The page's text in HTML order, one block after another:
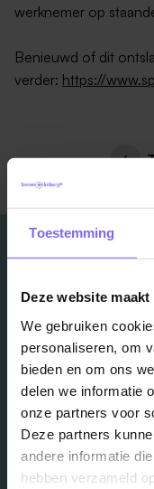
Toestemming
Deze website
We gebruiken
personaliseren, om
bieden en om ons
delen we informatie
onze partners voor
Deze partners
andere informatie
hebben verzameld
werknemer op
Benieuwd of dit
verder: https://
in
Schrijf je in en